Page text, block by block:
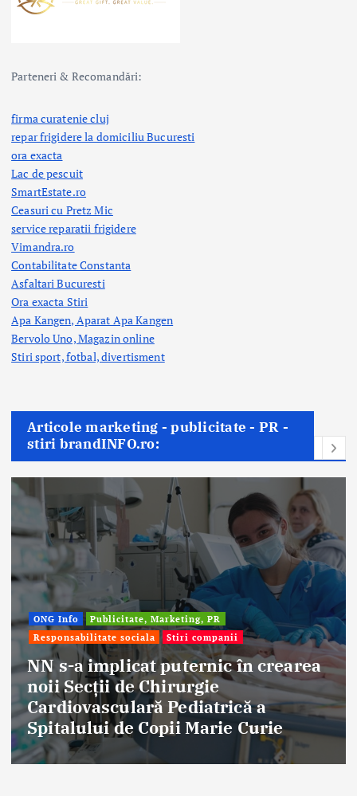
Parteneri & Recomandări:
firma curatenie cluj
repar frigidere la domiciliu Bucuresti
ora exacta
Lac de pescuit
SmartEstate.ro
Ceasuri cu Pretz Mic
service reparatii frigidere
Vimandra.ro
Contabilitate Constanta
Asfaltari Bucuresti
Ora exacta Stiri
Apa Kangen, Aparat Apa Kangen
Bervolo Uno, Magazin online
Stiri sport, fotbal,divertisment
Articole marketing - publicitate - PR -
stiri brandINFO.ro:
Afaceri & Economie
Publicitate, Marketing, PR
Stiri companii
Eternal Beauty, fondată la Salonta, a
aniversat 30 de ani în industria
frumuseții